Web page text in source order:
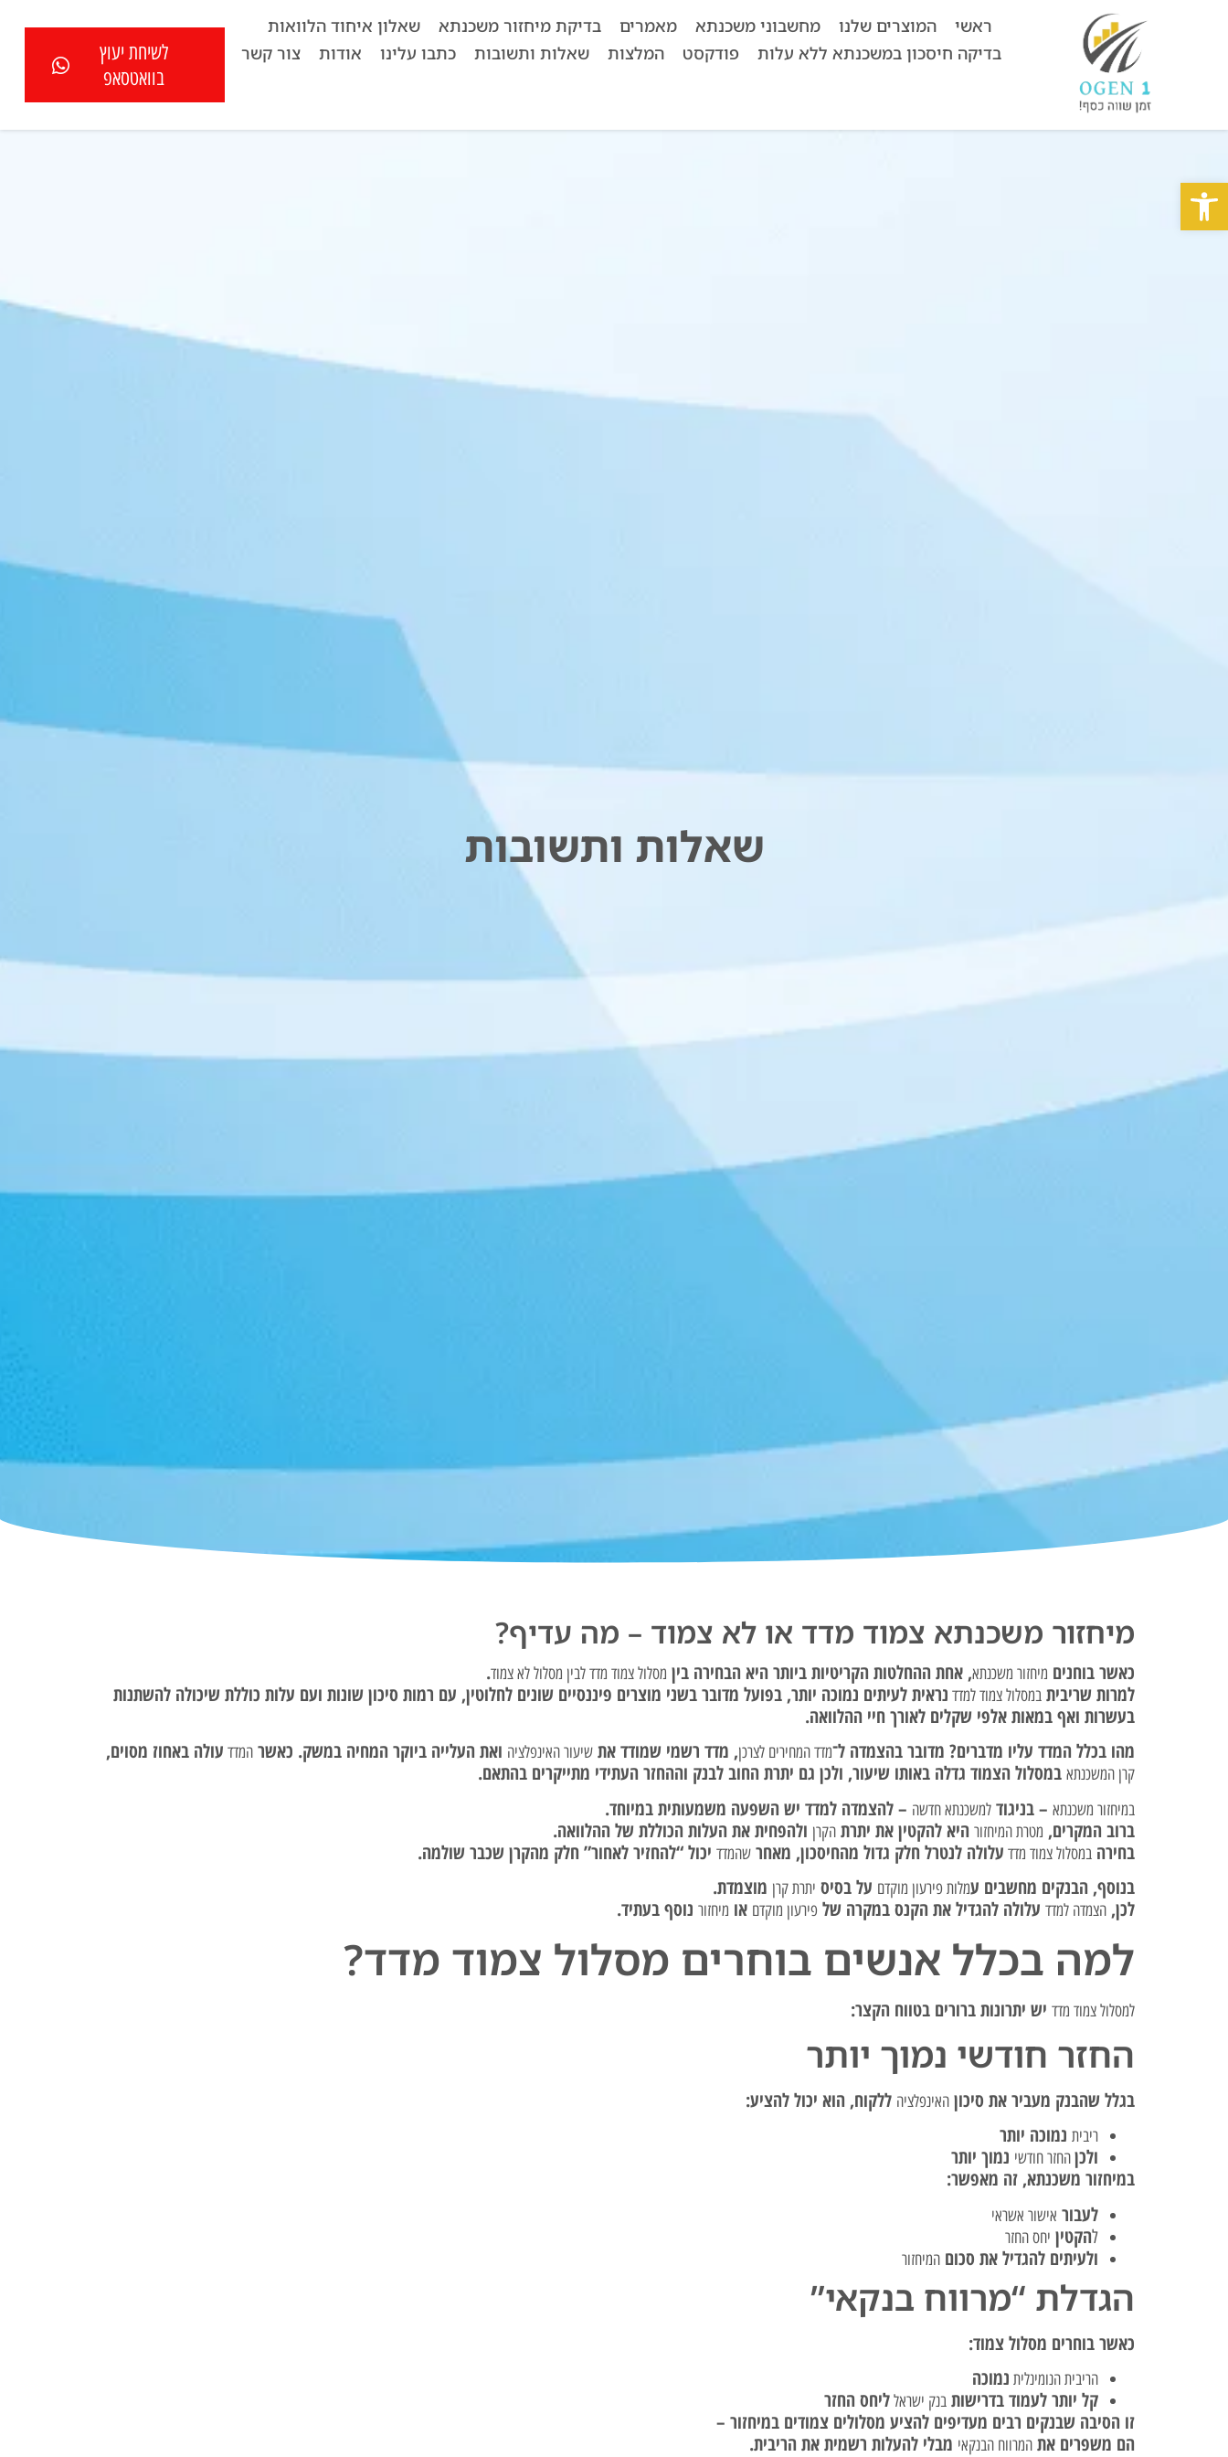
ראשי המוצרים שלנו מחשבוני משכנתא מאמרים בדיקת מיחזור משכנתא
שאלון איחוד הלוואות
בדיקה חיסכון במשכנתא ללא עלות
פודקסט המלצות שאלות ותשובות כתבו עלינו אודות צור קשר
לשיחת יעוץ
בוואטסאפ
שאלות ותשובות
מיחזור משכנתא צמוד מדד או לא צמוד – מה עדיף?
כאשר בוחנים מיחזור משכנתא, אחת ההחלטות הקריטיות ביותר היא הבחירה בין מסלול צמוד מדד לבין מסלול לא צמוד.
למרות שריבית במסלול צמוד למדד נראית לעיתים נמוכה יותר, בפועל מדובר בשני מוצרים פיננסיים שונים לחלוטין, עם רמות סיכון שונות ועם עלות כוללת שיכולה להשתנות
בעשרות ואף במאות אלפי שקלים לאורך חיי ההלוואה.
מהו בכלל המדד עליו מדברים? מדובר בהצמדה ל־מדד המחירים לצרכן, מדד רשמי שמודד את שיעור האינפלציה ואת העלייה ביוקר המחיה במשק. כאשר המדד עולה באחוז מסוים,
קרן המשכנתא במסלול הצמוד גדלה באותו שיעור, ולכן גם יתרת החוב לבנק וההחזר העתידי מתייקרים בהתאם.
במיחזור משכנתא – בניגוד למשכנתא חדשה – להצמדה למדד יש השפעה משמעותית במיוחד.
ברוב המקרים, מטרת המיחזור היא להקטין את יתרת הקרן ולהפחית את העלות הכוללת של ההלוואה.
בחירה במסלול צמוד מדד עלולה לנטרל חלק גדול מהחיסכון, מאחר שהמדד יכול “להחזיר לאחור” חלק מהקרן שכבר שולמה.
בנוסף, הבנקים מחשבים עמלות פירעון מוקדם על בסיס יתרת קרן מוצמדת.
לכן, הצמדה למדד עלולה להגדיל את הקנס במקרה של פירעון מוקדם או מיחזור נוסף בעתיד.
למה בכלל אנשים בוחרים מסלול צמוד מדד?
למסלול צמוד מדד יש יתרונות ברורים בטווח הקצר:
החזר חודשי נמוך יותר
בגלל שהבנק מעביר את סיכון האינפלציה ללקוח, הוא יכול להציע:
ריבית נמוכה יותר
ולכןהחזר חודשי נמוך יותר
במיחזור משכנתא, זה מאפשר:
לעבור אישור אשראי
להקטין יחס החזר
ולעיתים להגדיל את סכום המיחזור
הגדלת “מרווח בנקאי”
כאשר בוחרים מסלול צמוד:
הריבית הנומינלית נמוכה
קל יותר לעמוד בדרישות בנק ישראלליחס החזר
זו הסיבה שבנקים רבים מעדיפים להציע מסלולים צמודים במיחזור –
הם משפרים את המרווח הבנקאי מבלי להעלות רשמית את הריבית.
פתח סרגל נגישות